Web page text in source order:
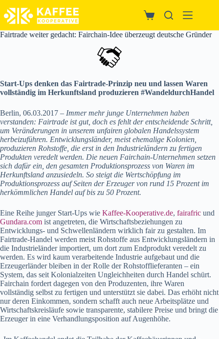
Inhalt
springen
Warenkorb
Fairtrade weiter gedacht: Fairchain-Idee überzeugt deutsche Gründer
Start-Ups denken das Fairtrade-Prinzip neu und lassen Waren
vollständig im Herkunftsland produzieren #WandeldurchHandel
Berlin, 06.03.2017 – Immer mehr junge Unternehmen haben
verstanden: Fairtrade ist gut, doch es fehlt der entscheidende Schritt,
um Veränderungen in unserem unfairen globalen Handelssystem
herbeizuführen. Entwicklungsländer, meist ehemalige Kolonien,
produzieren Rohstoffe, die erst in den Industrieländern zu fertigen
Produkten veredelt werden. Die neuen Fairchain-Unternehmen setzen
sich dafür ein, den gesamten Produktionsprozess von Waren im
Herkunftsland anzusiedeln. So steigt die Wertschöpfung im
Produktionsprozess auf Seiten der Erzeuger von rund 15 Prozent im
herkömmlichen Handel auf bis zu 50 Prozent.
Eine Reihe junger Start-Ups wie Kaffee-Kooperative.de, fairafric und
Gundara.com ist angetreten, die Wirtschaftsbeziehungen zu
Entwicklungs- und Schwellenländern wirklich fair zu gestalten. Im
Fairtrade-Handel werden meist Rohstoffe aus Entwicklungsländern in
die Industrieländer importiert, um dort zum Endprodukt veredelt zu
werden. Es wird kaum verarbeitende Industrie aufgebaut und die
Erzeugerländer bleiben in der Rolle der Rohstofflieferanten – ein
System, das seit Kolonialzeiten Ungleichheiten durch Handel schürt.
Fairchain fordert dagegen von den Produzenten, ihre Waren
vollständig selbst zu fertigen und unterstützt sie dabei. Das erhöht nicht
nur deren Einkommen, sondern schafft auch neue Arbeitsplätze und
Wirtschaftskreisläufe sowie transparente, stabilere Preise und bringt die
Erzeuger in eine Verhandlungsposition auf Augenhöhe.